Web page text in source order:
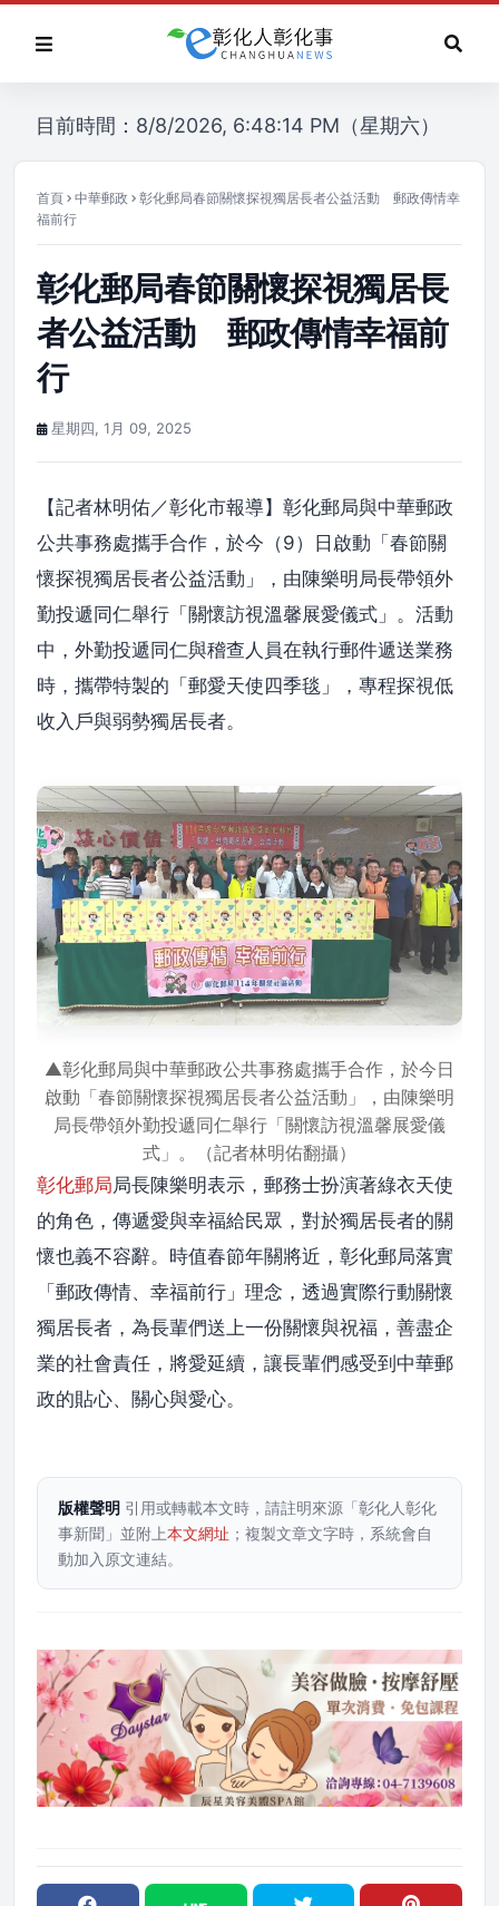
目前時間：8/8/2026, 6:48:14 PM（星期六）
首頁 中華郵政
彰化郵局春節關懷探視獨居長者公益活動 郵政傳情幸
福前行
彰化郵局春節關懷探視獨居長
者公益活動 郵政傳情幸福前
行
星期四, 1月 09, 2025
【記者林明佑／彰化市報導】彰化郵局與中華郵政
公共事務處攜手合作，於今（9）日啟動「春節關
懷探視獨居長者公益活動」，由陳樂明局長帶領外
勤投遞同仁舉行「關懷訪視溫馨展愛儀式」。活動
中，外勤投遞同仁與稽查人員在執行郵件遞送業務
時，攜帶特製的「郵愛天使四季毯」，專程探視低
收入戶與弱勢獨居長者。
▲彰化郵局與中華郵政公共事務處攜手合作，於今日
啟動「春節關懷探視獨居長者公益活動」，由陳樂明
局長帶領外勤投遞同仁舉行「關懷訪視溫馨展愛儀
式」。（記者林明佑翻攝）
彰化郵局局長陳樂明表示，郵務士扮演著綠衣天使
的角色，傳遞愛與幸福給民眾，對於獨居長者的關
懷也義不容辭。時值春節年關將近，彰化郵局落實
「郵政傳情、幸福前行」理念，透過實際行動關懷
獨居長者，為長輩們送上一份關懷與祝福，善盡企
業的社會責任，將愛延續，讓長輩們感受到中華郵
政的貼心、關心與愛心。​
版權聲明 引用或轉載本文時，請註明來源「彰化人彰化
事新聞」並附上本文網址 ；複製文章文字時，系統會自
動加入原文連結。